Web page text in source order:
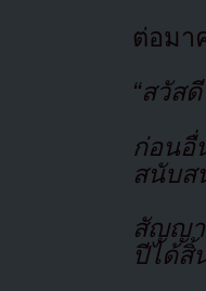
ต่อมา
“สวัส
ก่อนอื่
สนับส
สัญญา
ปีได้สิ้